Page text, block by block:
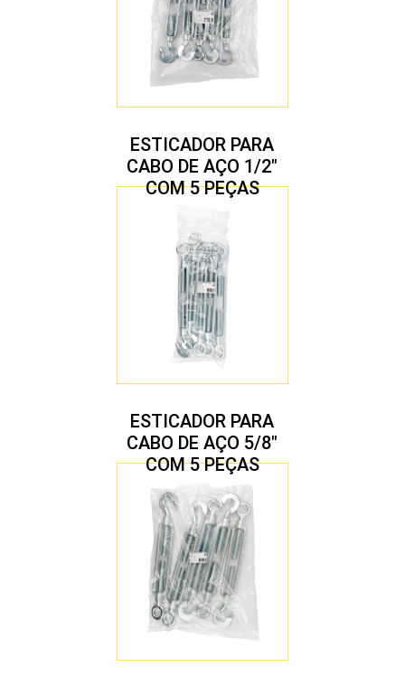
ESTICADOR PARA
CABO DE AÇO 1/2″
COM 5 PEÇAS
ESTICADOR PARA
CABO DE AÇO 5/8″
COM 5 PEÇAS